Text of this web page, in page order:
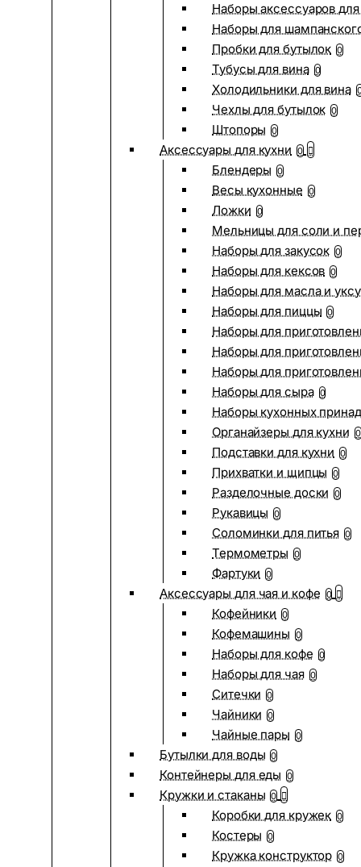
Наборы аксессуаров
Наборы для
Пробки для бутылок 0
Тубусы для вина 0
Холодильники для вина
Чехлы для бутылок 0
Штопоры 0
Аксессуары для кухни 0
Блендеры 0
Весы кухонные 0
Ложки 0
Мельницы для соли и
Наборы для закусок 0
Наборы для кексов 0
Наборы для масла и
Наборы для пиццы 0
Наборы для
Наборы для
Наборы для
Наборы для сыра 0
Наборы кухонных
Органайзеры для кухни 0
Подставки для кухни 0
Прихватки и щипцы 0
Разделочные доски 0
Рукавицы 0
Соломинки для питья 0
Термометры 0
Фартуки 0
Аксессуары для чая и кофе 0
Кофейники 0
Кофемашины 0
Наборы для кофе 0
Наборы для чая 0
Ситечки 0
Чайники 0
Чайные пары 0
Бутылки для воды 0
Контейнеры для еды 0
Кружки и стаканы 0
Коробки для кружек 0
Костеры 0
Кружка конструктор 0